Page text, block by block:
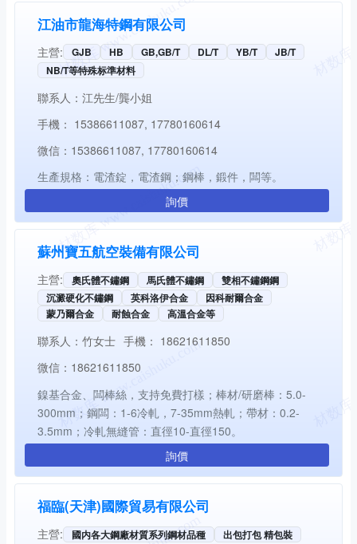
江油市龍海特鋼有限公司
主營: GJB HB GB,GB/T DL/T YB/T
JB/T
NB/T等特殊标準材料
聯系人： 江先生/龔小姐
手機： 15386611087, 17780160614
微信： 15386611087, 17780160614
生產規格：電渣錠，電渣鋼；鋼棒，鍛件，闆等。
詢價
蘇州寶五航空裝備有限公司
主營: 奧氏體不鏽鋼 馬氏體不鏽鋼
雙相不鏽鋼鋼
沉澱硬化不鏽鋼
英科洛伊合金
因科耐爾合金
蒙乃爾合金
耐蝕合金 高溫合金等
聯系人： 竹女士 手機： 18621611850
微信： 18621611850
鎳基合金、闆棒絲，支持免費打樣；棒材/研磨棒：5.0-
300mm；鋼闆：1-6冷軋，7-35mm熱軋；帶材：0.2-
3.5mm；冷軋無縫管：直徑10-直徑150。
詢價
福臨(天津)國際貿易有限公司
主營: 國内各大鋼廠材質系列鋼材品種
出包打包 精包裝